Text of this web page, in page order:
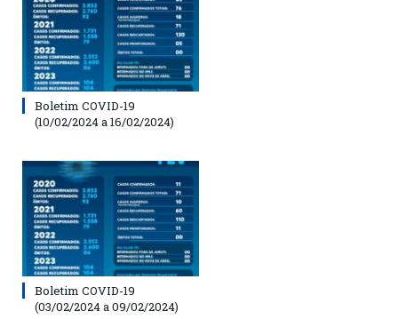
Boletim COVID-19
(10/02/2024 a 16/02/2024)
Boletim COVID-19
(03/02/2024 a 09/02/2024)